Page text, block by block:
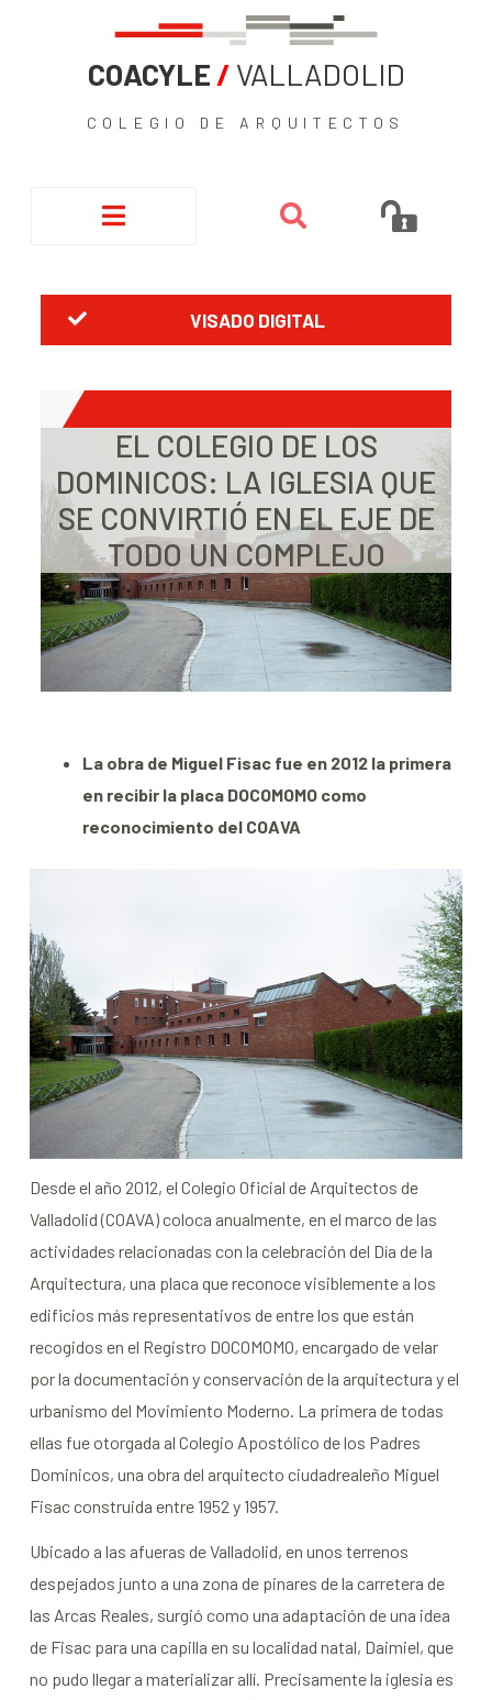
COACYLE / VALLADOLID
COLEGIO DE ARQUITECTOS
VISADO DIGITAL
EL COLEGIO DE LOS
DOMINICOS: LA IGLESIA QUE
SE CONVIRTIÓ EN EL EJE DE
TODO UN COMPLEJO
La obra de Miguel Fisac fue en 2012 la primera
en recibir la placa DOCOMOMO como
reconocimiento del COAVA
Desde el año 2012, el Colegio Oficial de Arquitectos de
Valladolid (COAVA) coloca anualmente, en el marco de las
actividades relacionadas con la celebración del Día de la
Arquitectura, una placa que reconoce visiblemente a los
edificios más representativos de entre los que están
recogidos en el Registro DOCOMOMO, encargado de velar
por la documentación y conservación de la arquitectura y el
urbanismo del Movimiento Moderno. La primera de todas
ellas fue otorgada al Colegio Apostólico de los Padres
Dominicos, una obra del arquitecto ciudadrealeño Miguel
Fisac construida entre 1952 y 1957.
Ubicado a las afueras de Valladolid, en unos terrenos
despejados junto a una zona de pinares de la carretera de
las Arcas Reales, surgió como una adaptación de una idea
de Fisac para una capilla en su localidad natal, Daimiel, que
no pudo llegar a materializar allí. Precisamente la iglesia es